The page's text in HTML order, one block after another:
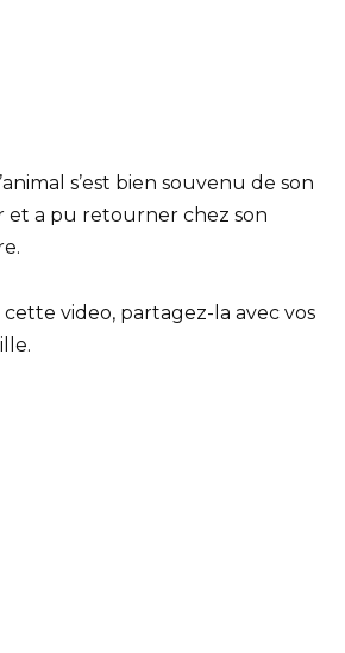
s’est bien souvenu de son
et a pu retourner chez son
cette video, partagez-la avec vos